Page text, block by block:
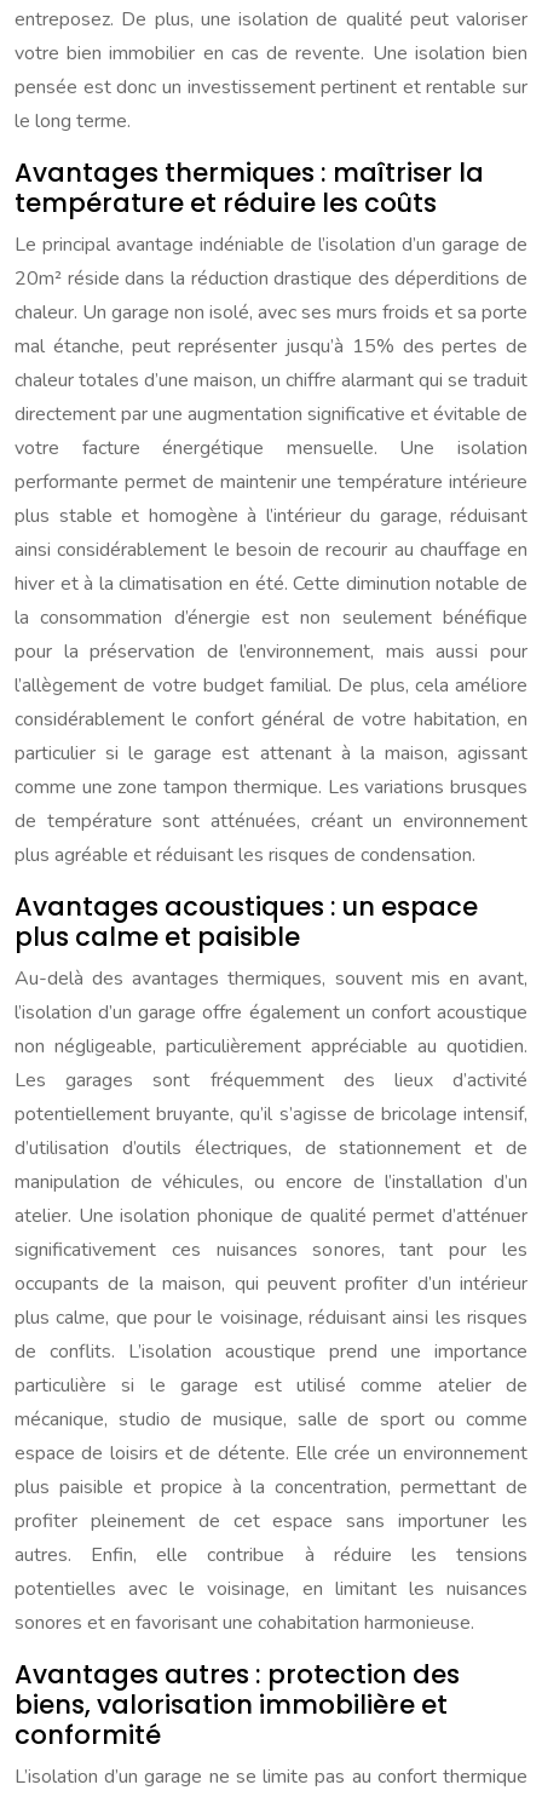
entreposez. De plus, une isolation de qualité peut valoriser
votre bien immobilier en cas de revente. Une isolation bien
pensée est donc un investissement pertinent et rentable sur
le long terme.
Avantages thermiques : maîtriser la
température et réduire les coûts
Le principal avantage indéniable de l’isolation d’un garage de
20m² réside dans la réduction drastique des déperditions de
chaleur. Un garage non isolé, avec ses murs froids et sa porte
mal étanche, peut représenter jusqu’à 15% des pertes de
chaleur totales d’une maison, un chiffre alarmant qui se traduit
directement par une augmentation significative et évitable de
votre facture énergétique mensuelle. Une isolation
performante permet de maintenir une température intérieure
plus stable et homogène à l’intérieur du garage, réduisant
ainsi considérablement le besoin de recourir au chauffage en
hiver et à la climatisation en été. Cette diminution notable de
la consommation d’énergie est non seulement bénéfique
pour la préservation de l’environnement, mais aussi pour
l’allègement de votre budget familial. De plus, cela améliore
considérablement le confort général de votre habitation, en
particulier si le garage est attenant à la maison, agissant
comme une zone tampon thermique. Les variations brusques
de température sont atténuées, créant un environnement
plus agréable et réduisant les risques de condensation.
Avantages acoustiques : un espace
plus calme et paisible
Au-delà des avantages thermiques, souvent mis en avant,
l’isolation d’un garage offre également un confort acoustique
non négligeable, particulièrement appréciable au quotidien.
Les garages sont fréquemment des lieux d’activité
potentiellement bruyante, qu’il s’agisse de bricolage intensif,
d’utilisation d’outils électriques, de stationnement et de
manipulation de véhicules, ou encore de l’installation d’un
atelier. Une isolation phonique de qualité permet d’atténuer
significativement ces nuisances sonores, tant pour les
occupants de la maison, qui peuvent profiter d’un intérieur
plus calme, que pour le voisinage, réduisant ainsi les risques
de conflits. L’isolation acoustique prend une importance
particulière si le garage est utilisé comme atelier de
mécanique, studio de musique, salle de sport ou comme
espace de loisirs et de détente. Elle crée un environnement
plus paisible et propice à la concentration, permettant de
profiter pleinement de cet espace sans importuner les
autres. Enfin, elle contribue à réduire les tensions
potentielles avec le voisinage, en limitant les nuisances
sonores et en favorisant une cohabitation harmonieuse.
Avantages autres : protection des
biens, valorisation immobilière et
conformité
L’isolation d’un garage ne se limite pas au confort thermique